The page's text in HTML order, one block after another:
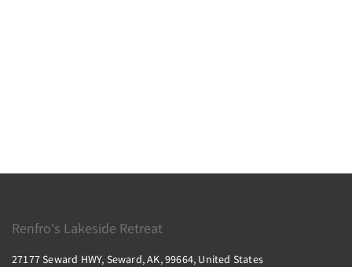
Renfro's Lakeside Retreat
27177 Seward HWY, Seward, AK, 99664, United States